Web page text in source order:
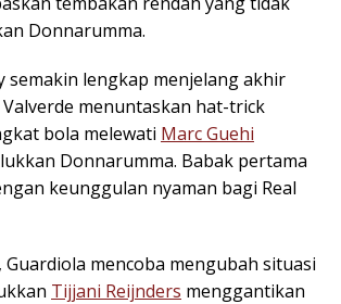
Donnarumma.
semakin lengkap menjelang akhir
menuntaskan hat-trick
bola melewati Marc Guehi
Donnarumma. Babak pertama
keunggulan nyaman bagi Real
Guardiola mencoba mengubah situasi
Tijjani Reijnders menggantikan